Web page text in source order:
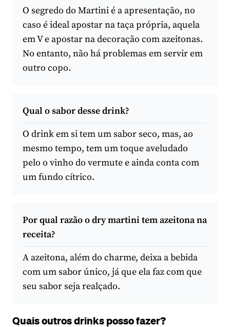
O segredo do Martini é a apresentação, no
caso é ideal apostar na taça própria, aquela
em V e apostar na decoração com azeitonas.
No entanto, não há problemas em servir em
outro copo.
Qual o sabor desse drink?
O drink em si tem um sabor seco, mas, ao
mesmo tempo, tem um toque aveludado
pelo o vinho do vermute e ainda conta com
um fundo cítrico.
Por qual razão o dry martini tem azeitona na
receita?
A azeitona, além do charme, deixa a bebida
com um sabor único, já que ela faz com que
seu sabor seja realçado.
Quais outros drinks posso fazer?